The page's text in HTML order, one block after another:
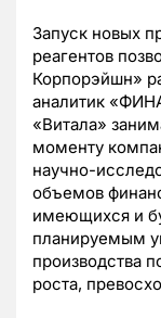
Запуск новых
реагентов
Корпорэйшн»
аналитик
«Витала»
моменту
научно-
объемов
имеющихся и
планируемым
производства
роста,